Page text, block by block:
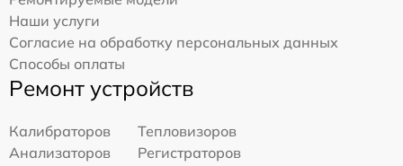
Наши услуги
Согласие на обработку персональных данных
Способы оплаты
Ремонт устройств
Калибраторов
Тепловизоров
Анализаторов
Регистраторов